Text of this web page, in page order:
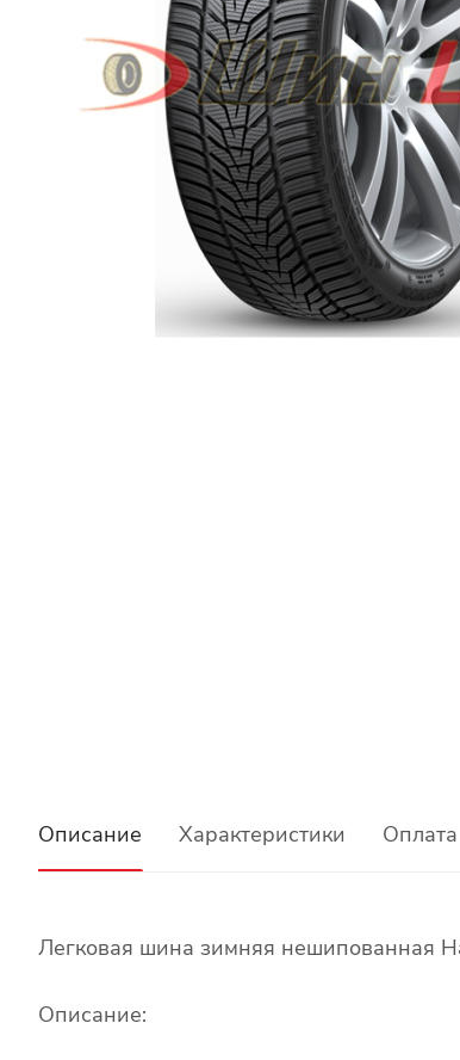
Описание Характеристики Оплата
Легковая шина зимняя нешипованная
Описание: